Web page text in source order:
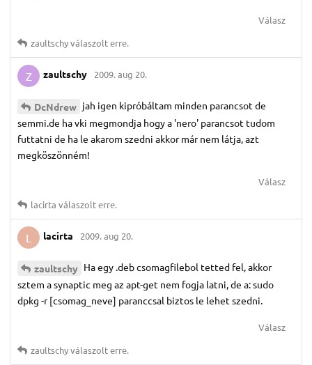
Válasz
zaultschyválaszolt erre.
Z zaultschy 2009. aug 20.
DcNdrew jah igen kipróbáltam minden parancsot de
semmi.de ha vki megmondja hogy a 'nero' parancsot tudom
futtatni de ha le akarom szedni akkor már nem látja, azt
megköszönném!
Válasz
lacirta válaszolt erre.
L lacirta 2009. aug 20.
zaultschy Ha egy .deb csomagfilebol tetted fel, akkor
sztem a synaptic meg az apt-get nem fogja latni, de a: sudo
dpkg -r [csomag_neve] paranccsal biztos le lehet szedni.
Válasz
zaultschyválaszolt erre.